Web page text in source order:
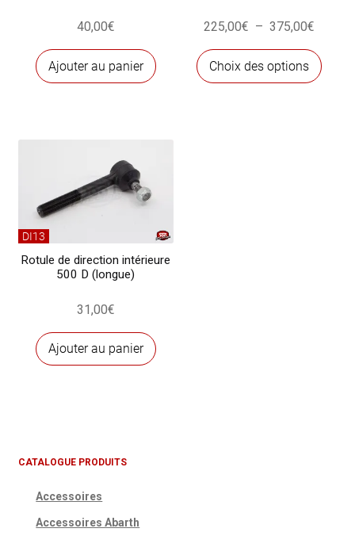
40,00€
Ajouter au panier
225,00€ – 375,00€
prix :
Choix des options
Ce
DI13
Rotule de direction intérieure
500 D (longue)
31,00€
Ajouter au panier
CATALOGUE PRODUITS
Accessoires
Accessoires Abarth